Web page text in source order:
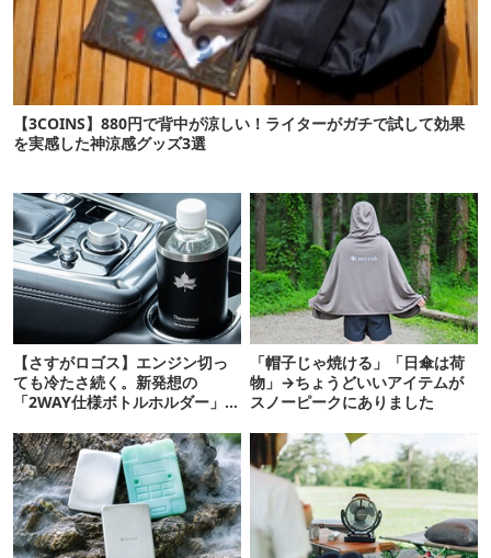
【3COINS】880円で背中が涼しい！ライターがガチで試して効果
を実感した神涼感グッズ3選
【さすがロゴス】エンジン切っ
ても冷たさ続く。新発想の
「2WAY仕様ボトルホルダー」が
「帽子じゃ焼ける」「日傘は荷
物」→ちょうどいいアイテムが
スノーピークにありました